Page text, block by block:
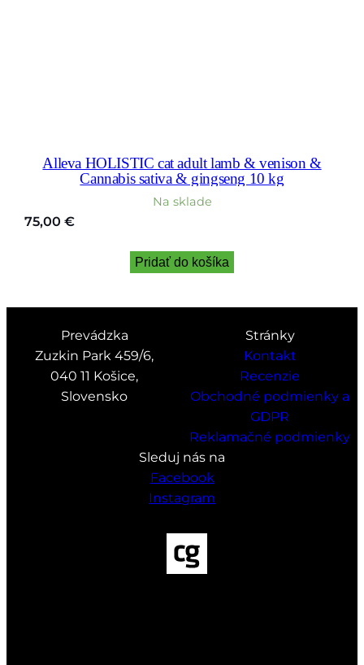
Alleva HOLISTIC cat adult lamb & venison &
Cannabis sativa & gingseng 10 kg
Na sklade
75,00 €
Pridať do košíka
Prevádzka
Zuzkin Park 459/6,
040 11 Košice,
Slovensko
Stránky
Kontakt
Recenzie
Obchodné podmienky a
GDPR
Reklamačné podmienky
Sleduj nás na
Facebook
Instagram